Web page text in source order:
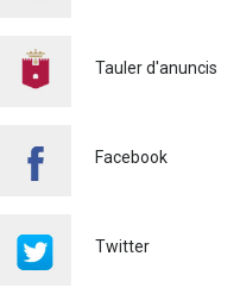
PAELLES 2026
euros per a gaudir de la
Tauler d'anuncis
Facebook
Twitter